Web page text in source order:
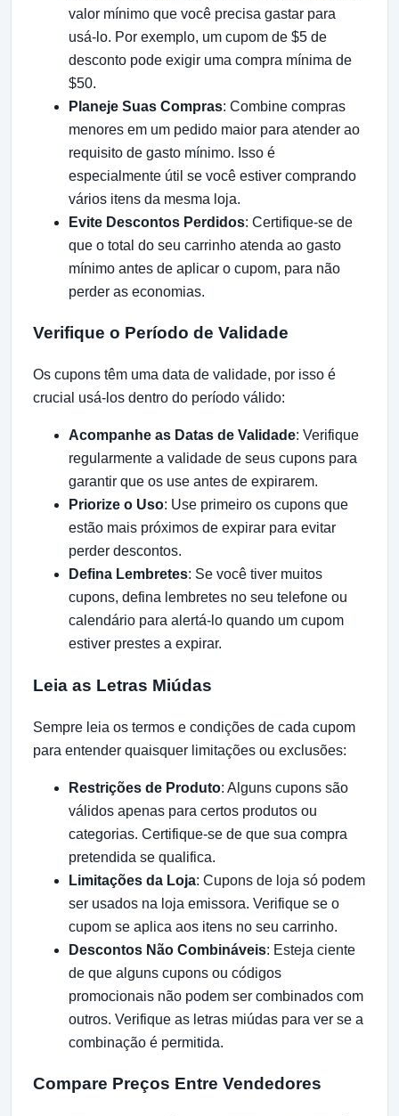
valor mínimo que você precisa gastar para
usá-lo. Por exemplo, um cupom de $5 de
desconto pode exigir uma compra mínima de
$50.
Planeje Suas Compras: Combine compras
menores em um pedido maior para atender ao
requisito de gasto mínimo. Isso é
especialmente útil se você estiver comprando
vários itens da mesma loja.
Evite Descontos Perdidos: Certifique-se de
que o total do seu carrinho atenda ao gasto
mínimo antes de aplicar o cupom, para não
perder as economias.
Verifique o Período de Validade
Os cupons têm uma data de validade, por isso é
crucial usá-los dentro do período válido:
Acompanhe as Datas de Validade: Verifique
regularmente a validade de seus cupons para
garantir que os use antes de expirarem.
Priorize o Uso: Use primeiro os cupons que
estão mais próximos de expirar para evitar
perder descontos.
Defina Lembretes: Se você tiver muitos
cupons, defina lembretes no seu telefone ou
calendário para alertá-lo quando um cupom
estiver prestes a expirar.
Leia as Letras Miúdas
Sempre leia os termos e condições de cada cupom
para entender quaisquer limitações ou exclusões:
Restrições de Produto: Alguns cupons são
válidos apenas para certos produtos ou
categorias. Certifique-se de que sua compra
pretendida se qualifica.
Limitações da Loja: Cupons de loja só podem
ser usados na loja emissora. Verifique se o
cupom se aplica aos itens no seu carrinho.
Descontos Não Combináveis: Esteja ciente
de que alguns cupons ou códigos
promocionais não podem ser combinados com
outros. Verifique as letras miúdas para ver se a
combinação é permitida.
Compare Preços Entre Vendedores